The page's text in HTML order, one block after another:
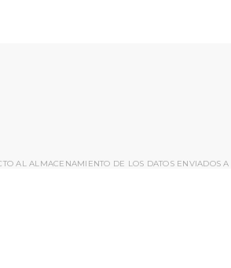
AL ALMACENAMIENTO DE LOS DATOS ENVIADOS